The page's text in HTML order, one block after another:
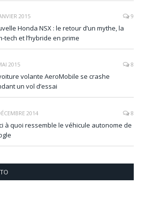
2015 9
Honda NSX : le retour d’un mythe, la
tech et l’hybride en prime
2015 8
volante AeroMobile se crashe
un vol d’essai
2014 8
à quoi ressemble le véhicule autonome de